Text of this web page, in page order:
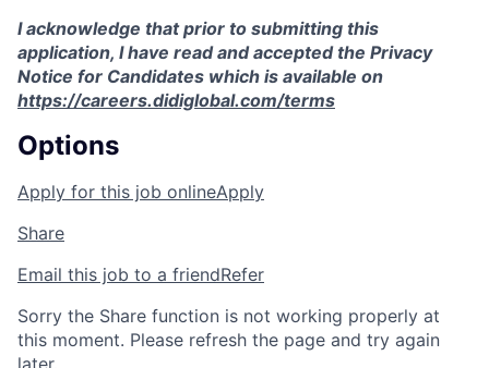
I acknowledge that prior to submitting this
application, I have read and accepted the Privacy
Notice for Candidates which is available on
https://careers.didiglobal.com/terms
Options
Apply for this job onlineApply
Share
Email this job to a friendRefer
Sorry the Share function is not working properly at
this moment. Please refresh the page and try again